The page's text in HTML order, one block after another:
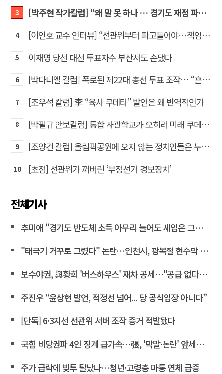
3 [박주현 작가칼럼] “왜 말 못 하나 … 경기도 재정 파탄의 진짜 원인을”
4 [이인호 교수 인터뷰] “선관위부터 파고들어야…책임자 직접 고발하라”
5 이재명 당선 대선 투표자수 부산서도 손댔다
6 [박다니엘 칼럼] 폭로된 제22대 총선 투표 조작… “흔들리는 가짜 국회의원들”
7 [조우석 칼럼] 李 “육사 쿠데타” 발언은 왜 반역적인가
8 [박필규 안보칼럼] 통합 사관학교가 오히려 미래 쿠데타의 통로가 되는 이유
9 [조양건 칼럼] 올림픽공원에 오지 않는 정치인들은 누구인가
10 [초점] 선관위가 꺼버린 ‘부정선거 경보장치’
전체기사
추미애 "경기도 반도체 소득 아무리 늘어도 세입은 그대로"
"태극기 거꾸로 그렸다" 논란…인천시, 광복절 현수막 철거
보수야권, 與황희 '버스하우스' 재차 공세…"공급 없다는 자백"
주진우 “윤상현 발언, 적정선 넘어... 당 공식입장 아니다”
[단독] 6·3지선 선관위 서버 조작 증거 적발됐다
국힘 비당권파 4인 징계 급가속…張, '막말·논란' 앞세워 역공
주가 급락에 빚투 탈났나…청년·고령층 마통 연체 급증